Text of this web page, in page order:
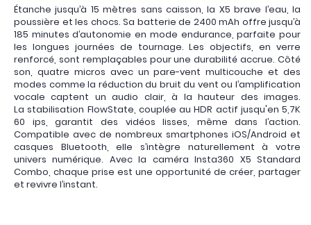
Étanche jusqu’à 15 mètres sans caisson, la X5 brave l’eau, la
poussière et les chocs. Sa batterie de 2400 mAh offre jusqu’à
185 minutes d’autonomie en mode endurance, parfaite pour
les longues journées de tournage. Les objectifs, en verre
renforcé, sont remplaçables pour une durabilité accrue. Côté
son, quatre micros avec un pare-vent multicouche et des
modes comme la réduction du bruit du vent ou l’amplification
vocale captent un audio clair, à la hauteur des images.
La stabilisation FlowState, couplée au HDR actif jusqu'en 5,7K
60 ips, garantit des vidéos lisses, même dans l’action.
Compatible avec de nombreux smartphones iOS/Android et
casques Bluetooth, elle s’intègre naturellement à votre
univers numérique. Avec la caméra Insta360 X5 Standard
Combo, chaque prise est une opportunité de créer, partager
et revivre l’instant.